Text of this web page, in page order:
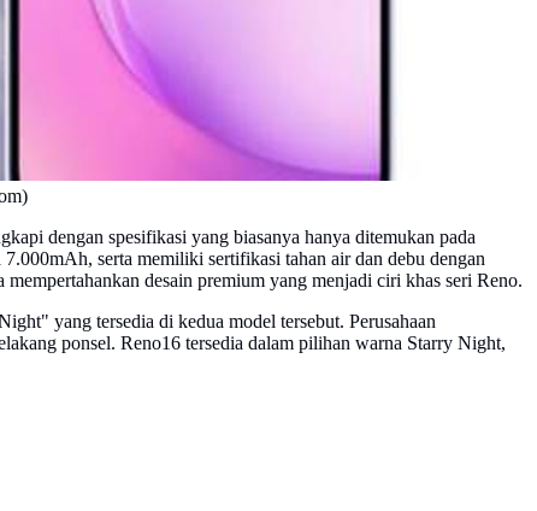
dengan spesifikasi yang biasanya hanya ditemukan pada
serta memiliki sertifikasi tahan air dan debu dengan
desain premium yang menjadi ciri khas seri Reno.
yang tersedia di kedua model tersebut. Perusahaan
ponsel. Reno16 tersedia dalam pilihan warna Starry Night,